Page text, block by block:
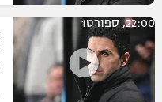
תגיות
המגזין
22:00, ספורט1